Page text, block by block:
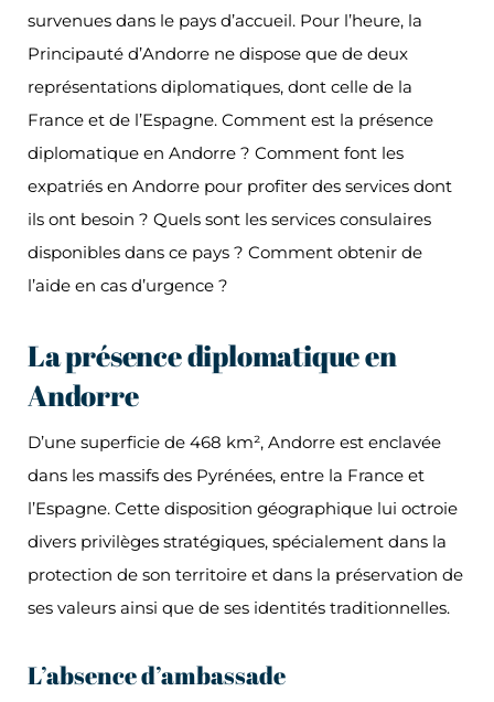
survenues dans le pays d’accueil. Pour l’heure, la
Principauté d’Andorre ne dispose que de deux
représentations diplomatiques, dont celle de la
France et de l’Espagne. Comment est la présence
diplomatique en Andorre ? Comment font les
expatriés en Andorre pour profiter des services dont
ils ont besoin ? Quels sont les services consulaires
disponibles dans ce pays ? Comment obtenir de
l’aide en cas d’urgence ?
La présence diplomatique en
Andorre
D’une superficie de 468 km², Andorre est enclavée
dans les massifs des Pyrénées, entre la France et
l’Espagne. Cette disposition géographique lui octroie
divers privilèges stratégiques, spécialement dans la
protection de son territoire et dans la préservation de
ses valeurs ainsi que de ses identités traditionnelles.
L’absence d’ambassade